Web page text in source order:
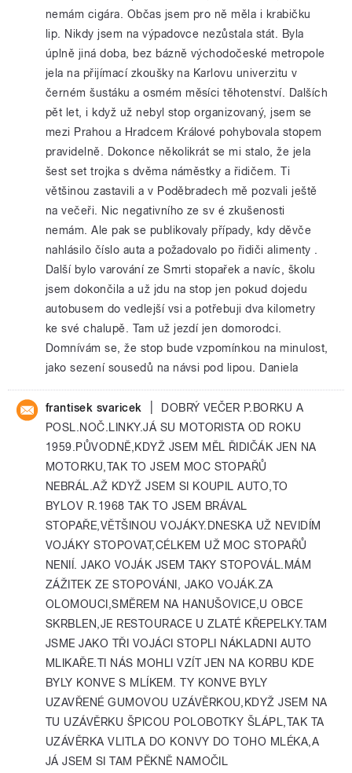
nemám cigára. Občas jsem pro ně měla i krabičku
lip. Nikdy jsem na výpadovce nezůstala stát. Byla
úplně jiná doba, bez bázně východočeské metropole
jela na přijímací zkoušky na Karlovu univerzitu v
černém šustáku a osmém měsíci těhotenství. Dalších
pět let, i když už nebyl stop organizovaný, jsem se
mezi Prahou a Hradcem Králové pohybovala stopem
pravidelně. Dokonce několikrát se mi stalo, že jela
šest set trojka s dvěma náměstky a řidičem. Ti
většinou zastavili a v Poděbradech mě pozvali ještě
na večeři. Nic negativního ze sv é zkušenosti
nemám. Ale pak se publikovaly případy, kdy děvče
nahlásilo číslo auta a požadovalo po řidiči alimenty .
Další bylo varování ze Smrti stopařek a navíc, školu
jsem dokončila a už jdu na stop jen pokud dojedu
autobusem do vedlejší vsi a potřebuji dva kilometry
ke své chalupě. Tam už jezdí jen domorodci.
Domnívám se, že stop bude vzpomínkou na minulost,
jako sezení sousedů na návsi pod lipou. Daniela
frantisek svaricek
DOBRÝ VEČER P.BORKU A
POSL.NOČ.LINKY.JÁ SU MOTORISTA OD ROKU
1959.PŮVODNĚ,KDYŽ JSEM MĚL ŘIDIČÁK JEN NA
MOTORKU,TAK TO JSEM MOC STOPAŘŮ
NEBRÁL.AŽ KDYŽ JSEM SI KOUPIL AUTO,TO
BYLOV R.1968 TAK TO JSEM BRÁVAL
STOPAŘE,VĚTŠINOU VOJÁKY.DNESKA UŽ NEVIDÍM
VOJÁKY STOPOVAT,CÉLKEM UŽ MOC STOPAŘŮ
NENIÍ. JAKO VOJÁK JSEM TAKY STOPOVÁL.MÁM
ZÁŽITEK ZE STOPOVÁNI, JAKO VOJÁK.ZA
OLOMOUCI,SMĚREM NA HANUŠOVICE,U OBCE
SKRBLEN,JE RESTOURACE U ZLATÉ KŘEPELKY.TAM
JSME JAKO TŘI VOJÁCI STOPLI NÁKLADNI AUTO
MLIKAŘE.TI NÁS MOHLI VZÍT JEN NA KORBU KDE
BYLY KONVE S MLÍKEM. TY KONVE BYLY
UZAVŘENÉ GUMOVOU UZÁVĚRKOU,KDYŽ JSEM NA
TU UZÁVĚRKU ŠPICOU POLOBOTKY ŠLÁPL,TAK TA
UZÁVĚRKA VLITLA DO KONVY DO TOHO MLÉKA,A
JÁ JSEM SI TAM PĚKNĚ NAMOČIL